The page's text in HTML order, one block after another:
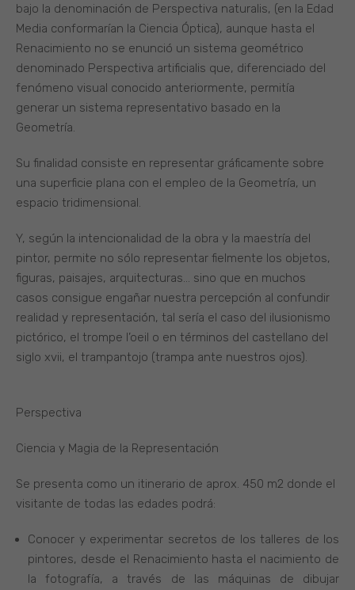
bajo la denominación de Perspectiva naturalis, (en la Edad
Media conformarían la Ciencia Óptica), aunque hasta el
Renacimiento no se enunció un sistema geométrico
denominado Perspectiva artificialis que, diferenciado del
fenómeno visual conocido anteriormente, permitía
generar un sistema representativo basado en la
Geometría.
Su finalidad consiste en representar gráficamente sobre
una superficie plana con el empleo de la Geometría, un
espacio tridimensional.
Y, según la intencionalidad de la obra y la maestría del
pintor, permite no sólo representar fielmente los objetos,
figuras, paisajes, arquitecturas… sino que en muchos
casos consigue engañar nuestra percepción al confundir
realidad y representación, tal sería el caso del ilusionismo
pictórico, el trompe l’oeil o en términos del castellano del
siglo xvii, el trampantojo (trampa ante nuestros ojos).
Perspectiva
Ciencia y Magia de la Representación
Se presenta como un itinerario de aprox. 450 m2 donde el
visitante de todas las edades podrá:
Conocer y experimentar secretos de los talleres de los
pintores, desde el Renacimiento hasta el nacimiento de
la fotografía, a través de las máquinas de dibujar